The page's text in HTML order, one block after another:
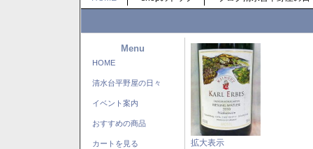
Menu
HOME
清水台平野屋の日々
イベント案内
おすすめの商品
カートを見る 拡大表示